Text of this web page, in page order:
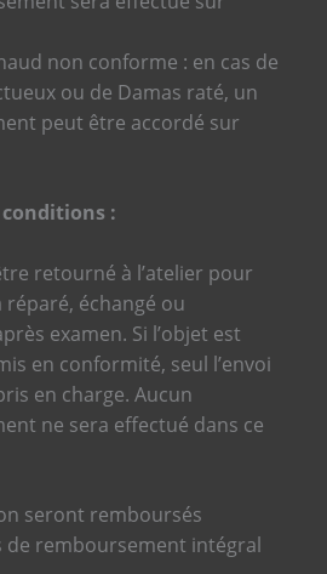
non conforme : en cas de
ou de Damas raté, un
peut être accordé sur
conditions :
retourné à l’atelier pour
réparé, échangé ou
examen. Si l’objet est
en conformité, seul l’envoi
en charge. Aucun
ne sera effectué dans ce
seront remboursés
de remboursement intégral